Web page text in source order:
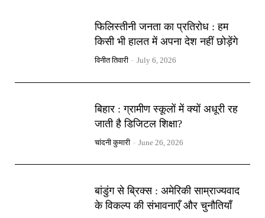
फिलिस्तीनी जनता का प्रतिरोध : हम
किसी भी हालत में अपना देश नहीं छोड़ेंगे
विनीत तिवारी - July 6, 2026
बिहार : ग्रामीण स्कूलों में क्यों अधूरी रह
जाती है डिजिटल शिक्षा?
चांदनी कुमारी - June 26, 2026
बांडुंग से ब्रिक्स : अमेरिकी साम्राज्यवाद
के विकल्प की संभावनाएँ और चुनौतियाँ